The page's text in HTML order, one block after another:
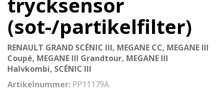
(sot-/partikelfilter)
RENAULT GRAND SCÉNIC III, MEGANE CC, MEGANE III
Coupé, MEGANE III Grandtour, MEGANE III
Halvkombi, SCÉNIC III
Artikelnummer: PP11179A